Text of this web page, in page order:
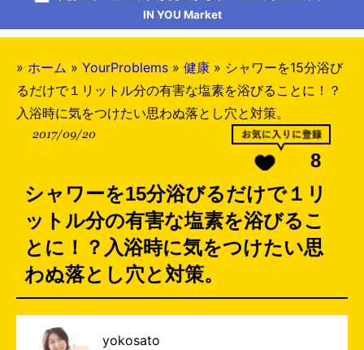
IN YOU Market
» ホーム » YourProblems » 健康 » シャワーを15分浴び
るだけで１リットル分の有害な塩素を浴びることに！？
入浴時に気をつけたい思わぬ落とし穴と対策。
2017/09/20
8
シャワーを15分浴びるだけで１リ
ットル分の有害な塩素を浴びるこ
とに！？入浴時に気をつけたい思
わぬ落とし穴と対策。
yokosato